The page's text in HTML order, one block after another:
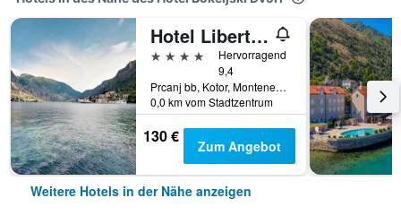
Hotel Libertas
4 Sterne
Hervorragend
9,4
Prcanj bb, Kotor, Montenegro
0,0 km vom Stadtzentrum
130 € Zum Angebot
Weitere Hotels in der Nähe anzeigen